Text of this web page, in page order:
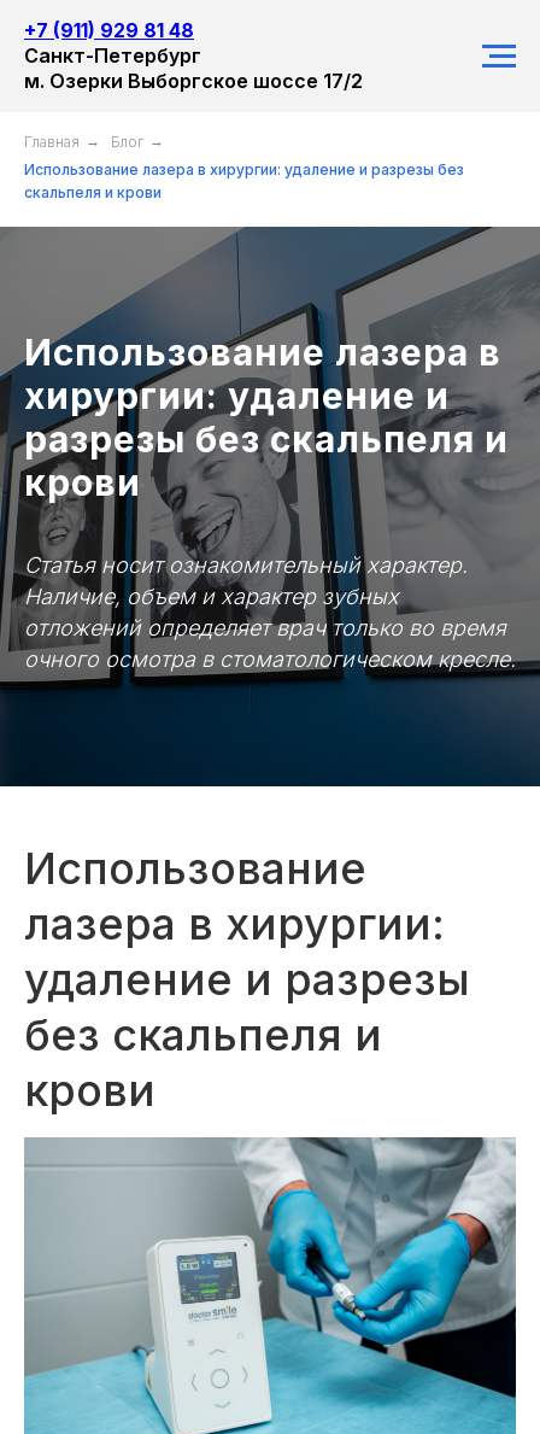
+7 (911) 929 81 48
Санкт-Петербург
м. Озерки Выборгское шоссе 17/2
Главная → Блог →
Использование лазера в хирургии: удаление и разрезы без
скальпеля и крови
Использование лазера в
хирургии: удаление и
разрезы без скальпеля и
крови
Статья носит ознакомительный характер.
Наличие, объем и характер зубных
отложений определяет врач только во время
очного осмотра в стоматологическом кресле.
Использование
лазера в хирургии:
удаление и разрезы
без скальпеля и
крови